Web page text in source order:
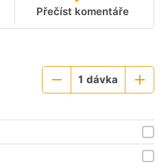
Přečíst komentáře
Menší
1 dávka
Větší